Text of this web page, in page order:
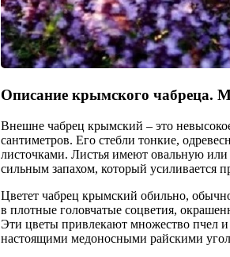
Описание крымского чабреца.
Внешне чабрец крымский – это
сантиметров. Его стебли тонкие,
листочками. Листья имеют овальную или
сильным запахом, который усиливается
Цветет чабрец крымский обильно,
в плотные головчатые соцветия,
Эти цветы привлекают множество пчел
настоящими медоносными райскими